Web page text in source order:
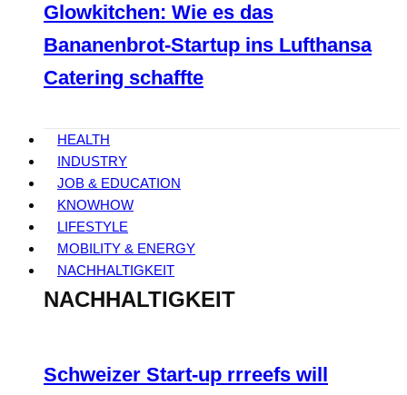
Glowkitchen: Wie es das
Bananenbrot-Startup ins Lufthansa
Catering schaffte
HEALTH
INDUSTRY
JOB & EDUCATION
KNOWHOW
LIFESTYLE
MOBILITY & ENERGY
NACHHALTIGKEIT
NACHHALTIGKEIT
Schweizer Start-up rrreefs will